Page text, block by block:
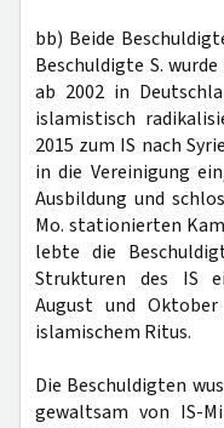
bb) Beide
Beschuldigte S.
ab 2002 in
islamistisch
2015 zum IS nach
in die Vereinigung
Ausbildung und
Mo. stationierten
lebte die
Strukturen des IS
August und
islamischem Ritus.
Die Beschuldigten
gewaltsam von IS-